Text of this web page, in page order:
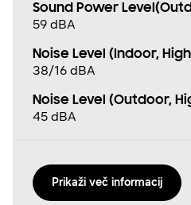
Sound Power
59 dBA
Noise Level (Indoor,
38/16 dBA
Noise Level (Outdoor,
45 dBA
Prikaži več informacij